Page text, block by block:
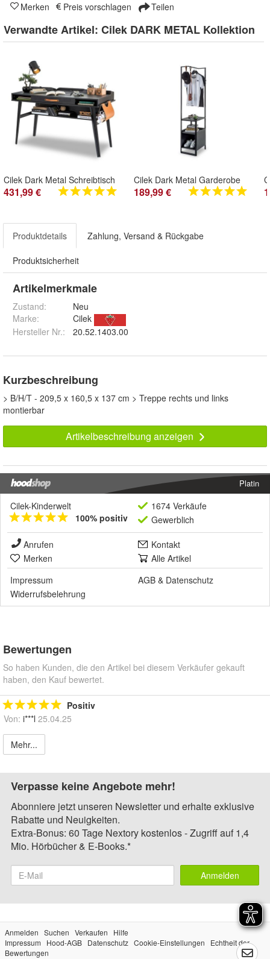
Merken Preis vorschlagen Teilen
Verwandte Artikel: Cilek DARK METAL Kollektion
Cilek Dark Metal Schreibtisch
431,99 €
Cilek Dark Metal Garderobe
189,99 €
Produktdetails Zahlung, Versand & Rückgabe
Produktsicherheit
Artikelmerkmale
Zustand:
Neu
Marke:
Cilek
Hersteller Nr.:
20.52.1403.00
Kurzbeschreibung
> B/H/T - 209,5 x 160,5 x 137 cm > Treppe rechts und links
montierbar
Artikelbeschreibung anzeigen
Platin
Cilek-Kinderwelt
100% positiv
1674 Verkäufe
Gewerblich
Anrufen
Kontakt
Merken
Alle Artikel
Impressum
AGB & Datenschutz
Widerrufsbelehrung
Bewertungen
So haben Kunden, die den Artikel bei diesem Verkäufer gekauft
haben, den Kauf bewertet.
Positiv
Von: i***l 25.04.25
Mehr...
Verpasse keine Angebote mehr!
Abonniere jetzt unseren Newsletter und erhalte exklusive
Rabatte und Neuigkeiten.
Extra-Bonus: 60 Tage Nextory kostenlos - Zugriff auf 1,4
Mio. Hörbücher & E-Books.*
Anmelden
Anmelden Suchen Verkaufen
Hilfe
Impressum
Hood-AGB Datenschutz Cookie-Einstellungen
Echtheit der
Bewertungen